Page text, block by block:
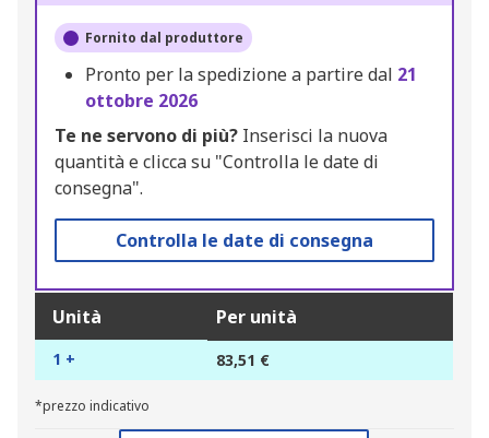
Fornito dal produttore
Pronto per la spedizione a partire dal 21
ottobre 2026
Te ne servono di più? Inserisci la nuova
quantità e clicca su "Controlla le date di
consegna".
Controlla le date di consegna
Unità Per unità
1 + 83,51 €
*prezzo indicativo